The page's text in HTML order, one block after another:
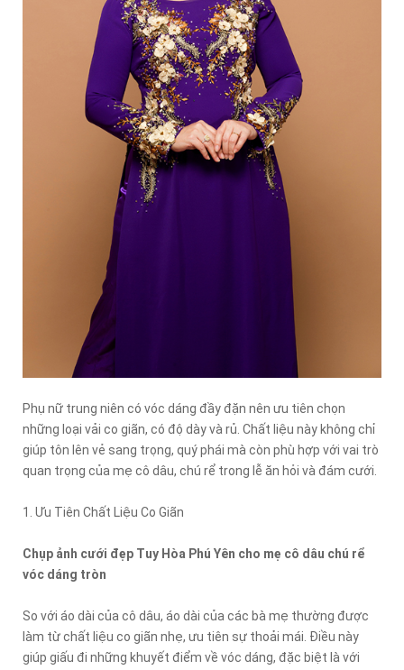
Phụ nữ trung niên có vóc dáng đầy đặn nên ưu tiên chọn
những loại vải co giãn, có độ dày và rủ. Chất liệu này không chỉ
giúp tôn lên vẻ sang trọng, quý phái mà còn phù hợp với vai trò
quan trọng của mẹ cô dâu, chú rể trong lễ ăn hỏi và đám cưới.
1. Ưu Tiên Chất Liệu Co Giãn
Chụp ảnh cưới đẹp Tuy Hòa Phú Yên cho mẹ cô dâu chú rể
vóc dáng tròn
So với áo dài của cô dâu, áo dài của các bà mẹ thường được
làm từ chất liệu co giãn nhẹ, ưu tiên sự thoải mái. Điều này
giúp giấu đi những khuyết điểm về vóc dáng, đặc biệt là với